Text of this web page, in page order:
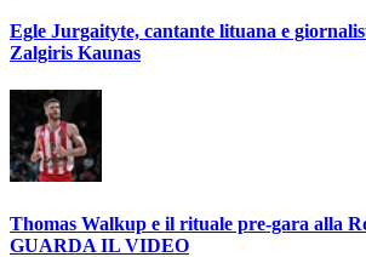
Egle Jurgaityte, cantante lituana e
Zalgiris Kaunas
Thomas Walkup e il rituale pre-gara alla
GUARDA IL VIDEO